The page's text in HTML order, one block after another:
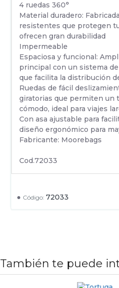
Código: 72033
4 ruedas 360°
Material duradero:
resistentes que protegen
ofrecen gran durabilidad
Impermeable
Espaciosa y funcional:
principal con un sistema
que facilita la distribución
Ruedas de fácil
giratorias que permiten un
cómodo, ideal para viajes
Con asa ajustable para
diseño ergonómico para
Fabricante: Moorebags
Cod.72033
También te puede